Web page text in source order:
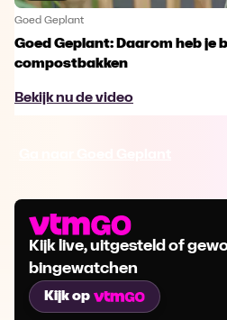
Goed Geplant
Goed Geplant: Daarom heb je
compostbakken
Bekijk nu de video
Kijk live, uitgesteld of
bingewatchen
Kijk op